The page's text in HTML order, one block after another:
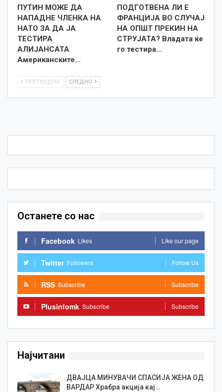
ПУТИН МОЖЕ ДА
НАПАДНЕ ЧЛЕНКА НА
НАТО ЗА ДА ЈА
ТЕСТИРА
АЛИЈАНСАТА
Американските…
ПОДГОТВЕНА ЛИ Е
ФРАНЦИЈА ВО СЛУЧАЈ
НА ОПШТ ПРЕКИН НА
СТРУЈАТА? Владата ќе
го тестира…
ПРЕТХОДНО СЛЕДНО
Останете со нас
Facebook Likes Like our page
Twitter Followers Follow Us
RSS Subscribe Subscribe
Plusinfomk Subscribe Subscribe
Најчитани
ДВАЈЦА МИНУВАЧИ СПАСИЈА ЖЕНА ОД
ВАРДАР Храбра акција кај…